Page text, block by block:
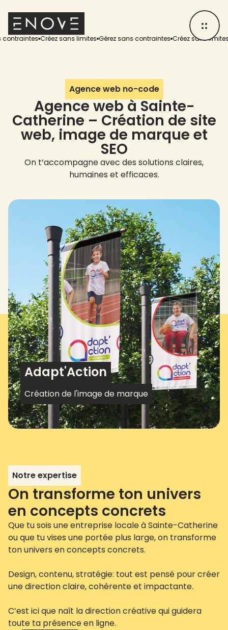
Créez sans limites Gérez sans contraintes Créez sans limites
Agence web no-code
Agence web à Sainte-
Catherine – Création de site
web, image de marque et
SEO
On t’accompagne avec des solutions claires,
humaines et efficaces.
Adapt'Action
Création de l'image de marque
Notre expertise
On transforme ton univers
en concepts concrets
Que tu sois une entreprise locale à Sainte-Catherine
ou que tu vises une portée plus large, on transforme
ton univers en concepts concrets.
Design, contenu, stratégie: tout est pensé pour créer
une direction claire, cohérente et impactante.
C’est ici que naît la direction créative qui guidera
toute ta présence en ligne.